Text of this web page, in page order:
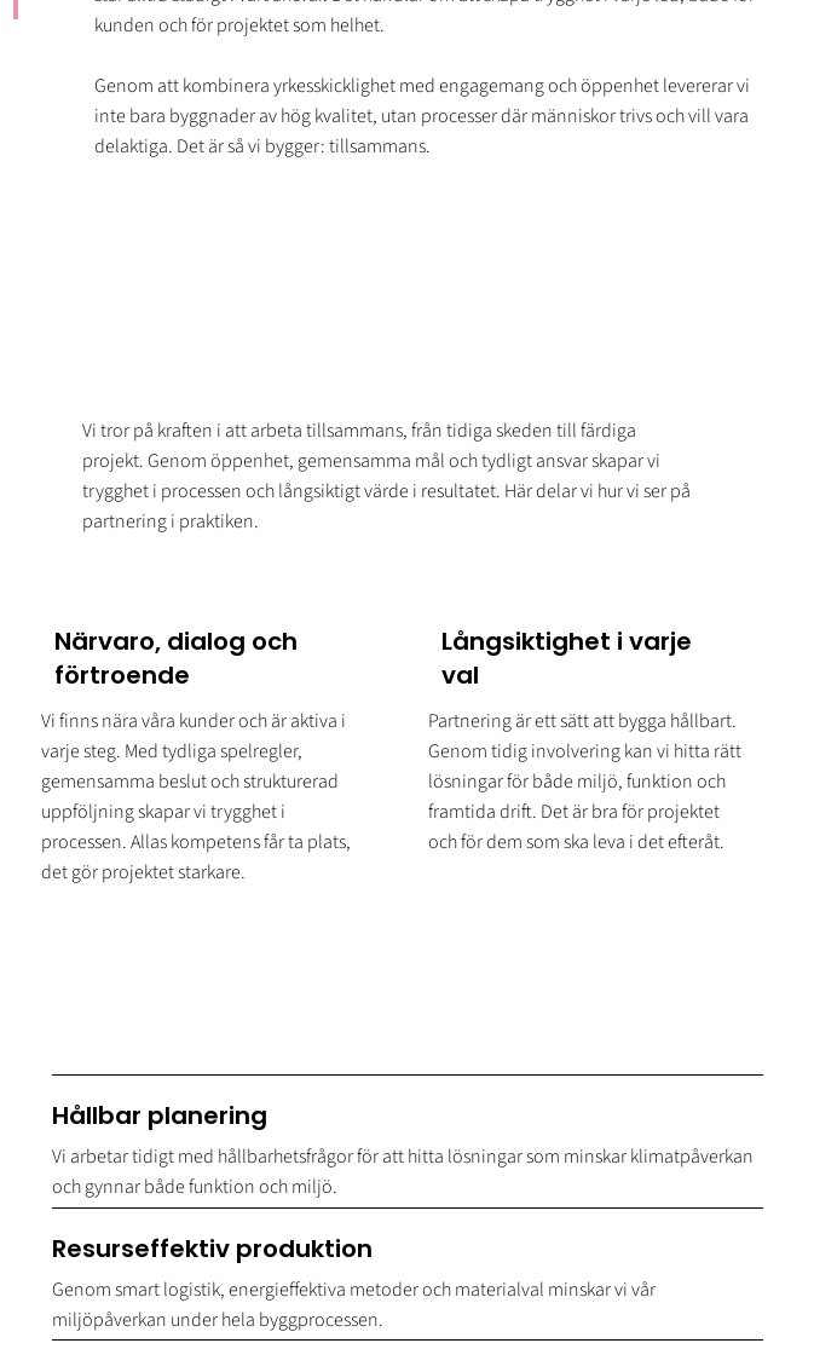
kunden och för projektet som helhet.
Genom att kombinera yrkesskicklighet med engagemang och öppenhet levererar vi
inte bara byggnader av hög kvalitet, utan processer där människor trivs och vill vara
delaktiga. Det är så vi bygger: tillsammans.
Vi tror på kraften i att arbeta tillsammans, från tidiga skeden till färdiga
projekt. Genom öppenhet, gemensamma mål och tydligt ansvar skapar vi
trygghet i processen och långsiktigt värde i resultatet. Här delar vi hur vi ser på
partnering i praktiken.
Närvaro, dialog och
förtroende
Vi finns nära våra kunder och är aktiva i
varje steg. Med tydliga spelregler,
gemensamma beslut och strukturerad
uppföljning skapar vi trygghet i
processen. Allas kompetens får ta plats,
det gör projektet starkare.
Långsiktighet i varje
val
Partnering är ett sätt att bygga hållbart.
Genom tidig involvering kan vi hitta rätt
lösningar för både miljö, funktion och
framtida drift. Det är bra för projektet
och för dem som ska leva i det efteråt.
Hållbar planering
Vi arbetar tidigt med hållbarhetsfrågor för att hitta lösningar som minskar klimatpåverkan
och gynnar både funktion och miljö.
Resurseffektiv produktion
Genom smart logistik, energieffektiva metoder och materialval minskar vi vår
miljöpåverkan under hela byggprocessen.